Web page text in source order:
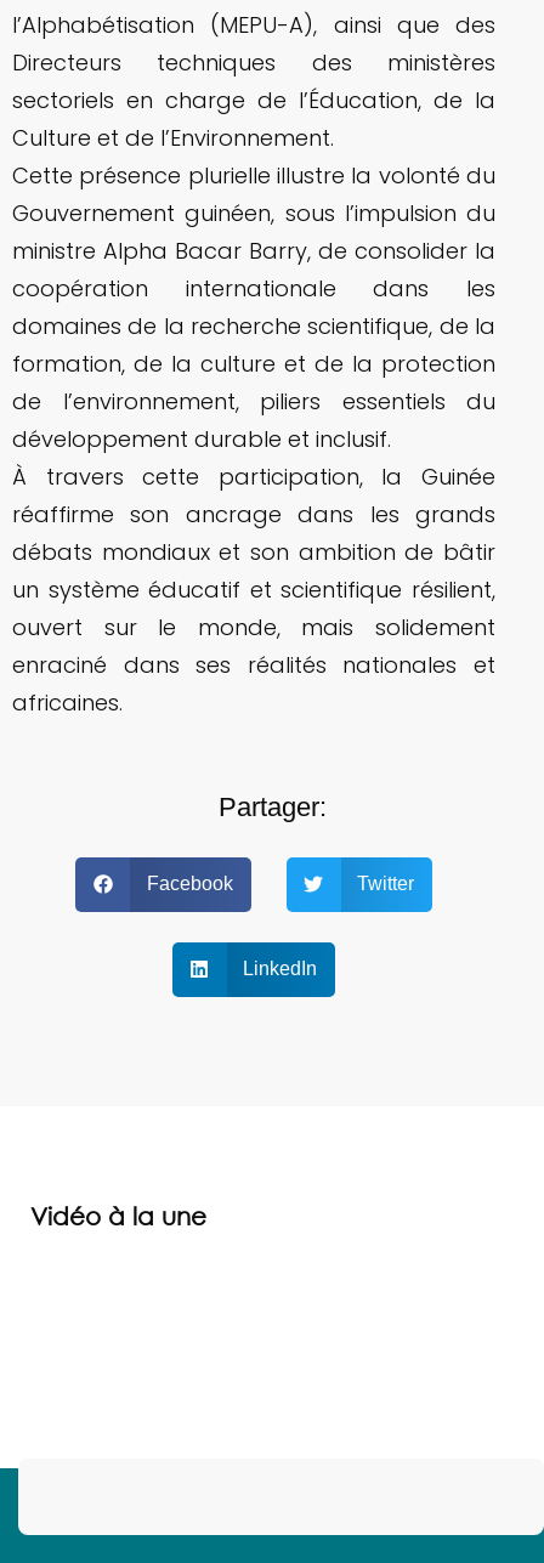
l’Alphabétisation (MEPU-A), ainsi que des
Directeurs techniques des ministères
sectoriels en charge de l’Éducation, de la
Culture et de l’Environnement.
Cette présence plurielle illustre la volonté du
Gouvernement guinéen, sous l’impulsion du
ministre Alpha Bacar Barry, de consolider la
coopération internationale dans les
domaines de la recherche scientifique, de la
formation, de la culture et de la protection
de l’environnement, piliers essentiels du
développement durable et inclusif.
À travers cette participation, la Guinée
réaffirme son ancrage dans les grands
débats mondiaux et son ambition de bâtir
un système éducatif et scientifique résilient,
ouvert sur le monde, mais solidement
enraciné dans ses réalités nationales et
africaines.
Partager:
Facebook Twitter
LinkedIn
Vidéo à la une